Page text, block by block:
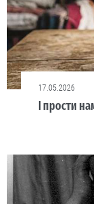
17.05.2026
І прости